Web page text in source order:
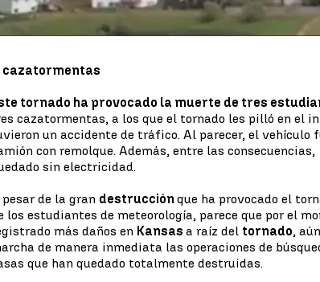
cazatormentas
tornado ha provocado la muerte de tres
cazatormentas, a los que el tornado les pilló en el
un accidente de tráfico. Al parecer, el vehículo
con remolque. Además, entre las consecuencias,
sin electricidad.
pesar de la gran destrucciónque ha provocado el
los estudiantes de meteorología, parece que por el
más daños en Kansasa raíz del tornado,
de manera inmediata las operaciones de
que han quedado totalmente destruidas.